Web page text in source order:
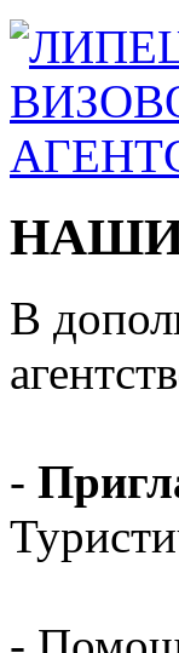
В
-